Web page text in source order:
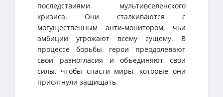
последствиями мультивселенского
кризиса. Они сталкиваются с
могущественным анти-монитором, чьи
амбиции угрожают всему сущему. В
процессе борьбы герои преодолевают
свои разногласия и объединяют свои
силы, чтобы спасти миры, которые они
присягнули защищать.